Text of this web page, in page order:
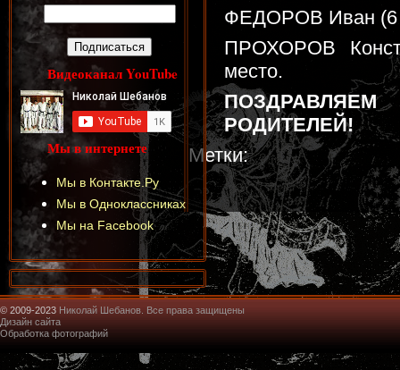
ФЕДОРОВ Иван (6
ПРОХОРОВ
место.
РОДИТЕЛЕЙ!
Метки:
Видеоканал YouTube
Мы в интернете
Мы в Контакте.Ру
Мы в Одноклассниках
Мы на Facebook
© 2009-2023 Николай Шебанов. Все права защищены
Дизайн сайта
Обработка фотографий